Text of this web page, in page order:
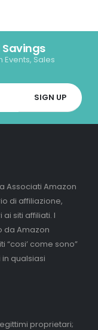
Savings
Sales
Associati Amazon
di affiliazione,
siti affiliati. I
da Amazon
“cosi’ come sono”
qualsiasi
proprietari;